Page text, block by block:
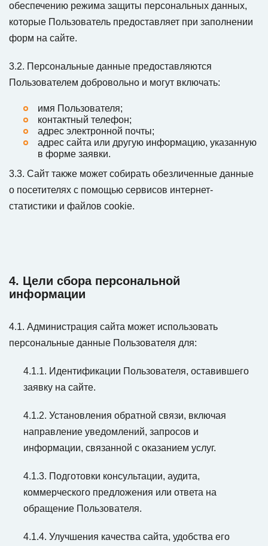
обеспечению режима защиты персональных данных,
которые Пользователь предоставляет при заполнении
форм на сайте.
3.2. Персональные данные предоставляются
Пользователем добровольно и могут включать:
имя Пользователя;
контактный телефон;
адрес электронной почты;
адрес сайта или другую информацию, указанную
в форме заявки.
3.3. Сайт также может собирать обезличенные данные
о посетителях с помощью сервисов интернет-
статистики и файлов cookie.
4. Цели сбора персональной
информации
4.1. Администрация сайта может использовать
персональные данные Пользователя для:
4.1.1. Идентификации Пользователя, оставившего
заявку на сайте.
4.1.2. Установления обратной связи, включая
направление уведомлений, запросов и
информации, связанной с оказанием услуг.
4.1.3. Подготовки консультации, аудита,
коммерческого предложения или ответа на
обращение Пользователя.
4.1.4. Улучшения качества сайта, удобства его